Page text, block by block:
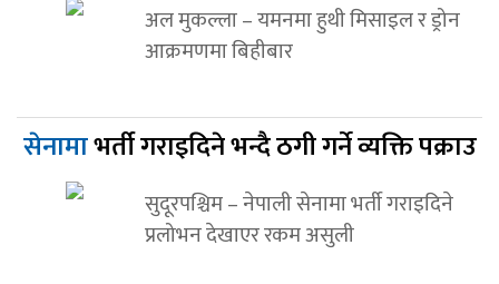
अल मुकल्ला – यमनमा हुथी मिसाइल र ड्रोन
आक्रमणमा बिहीबार
सेनामाभर्ती गराइदिने भन्दै ठगी गर्ने व्यक्ति पक्राउ
सुदूरपश्चिम – नेपाली सेनामा भर्ती गराइदिने
प्रलोभन देखाएर रकम असुली